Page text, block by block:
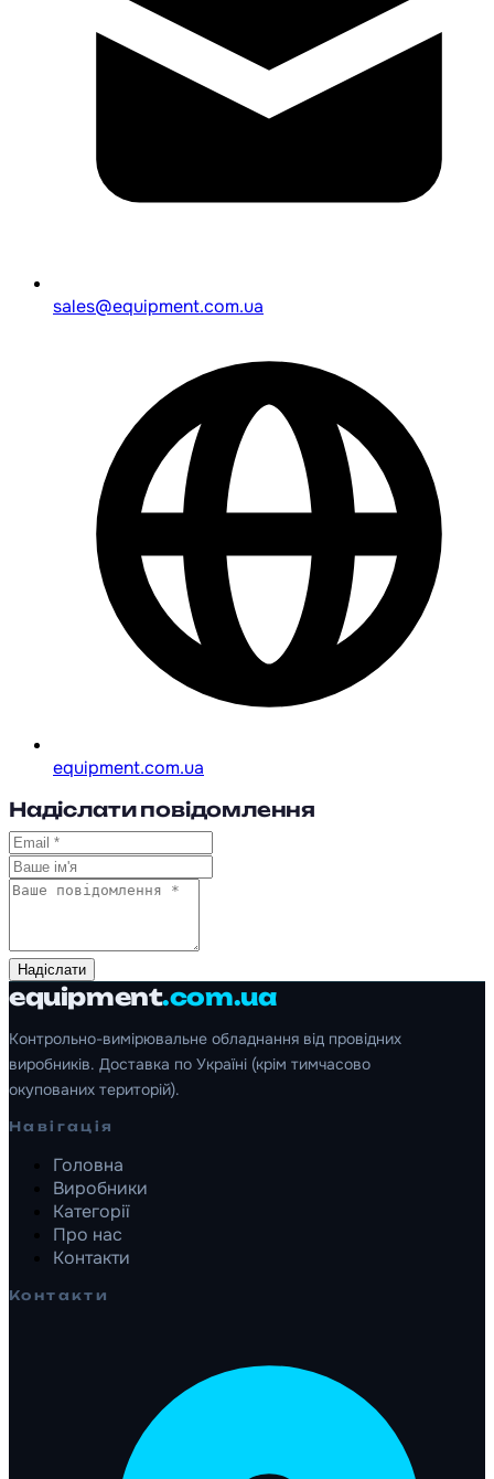
sales@equipment.com.ua
equipment.com.ua
Надіслати повідомлення
Надіслати
equipment.com.ua
Контрольно-вимірювальне обладнання від провідних
виробників. Доставка по Україні (крім тимчасово
окупованих територій).
Навігація
Головна
Виробники
Категорії
Про нас
Контакти
Контакти